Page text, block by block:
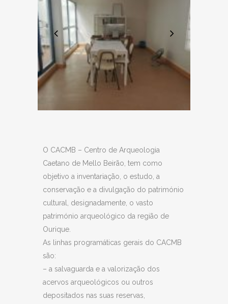
O CACMB – Centro de Arqueologia
Caetano de Mello Beirão, tem como
objetivo a inventariação, o estudo, a
conservação e a divulgação do património
cultural, designadamente, o vasto
património arqueológico da região de
Ourique.
As linhas programáticas gerais do CACMB
são:
– a salvaguarda e a valorização dos
acervos arqueológicos ou outros
depositados nas suas reservas,